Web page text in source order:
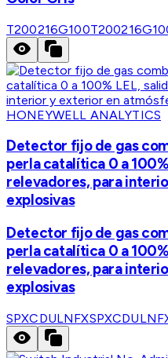
T200216G100
HONEYWELL ANALYTICS
Detector fijo de gas
perla catalítica 0 a
relevadores, para
explosivas
Detector fijo de gas
perla catalítica 0 a
relevadores, para
explosivas
SPXCDULNFX